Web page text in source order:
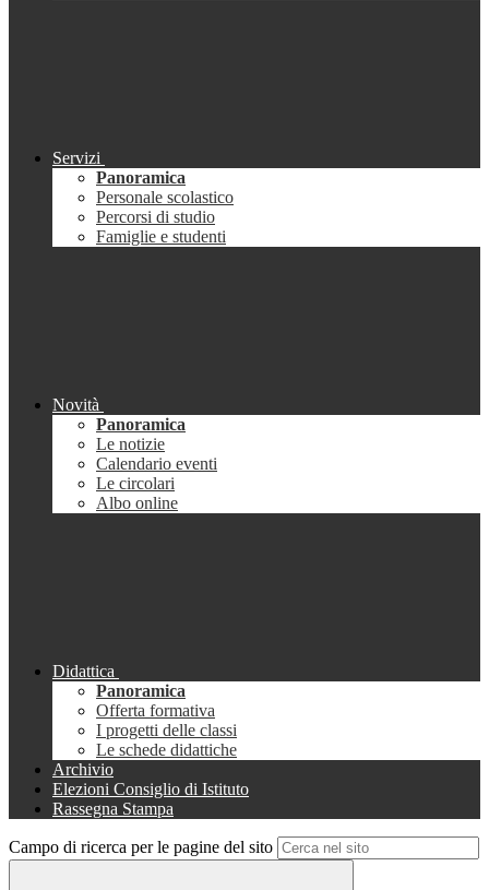
Servizi
Panoramica
Personale scolastico
Percorsi di studio
Famiglie e studenti
Novità
Panoramica
Le notizie
Calendario eventi
Le circolari
Albo online
Didattica
Panoramica
Offerta formativa
I progetti delle classi
Le schede didattiche
Archivio
Elezioni Consiglio di Istituto
Rassegna Stampa
Campo di ricerca per le pagine del sito